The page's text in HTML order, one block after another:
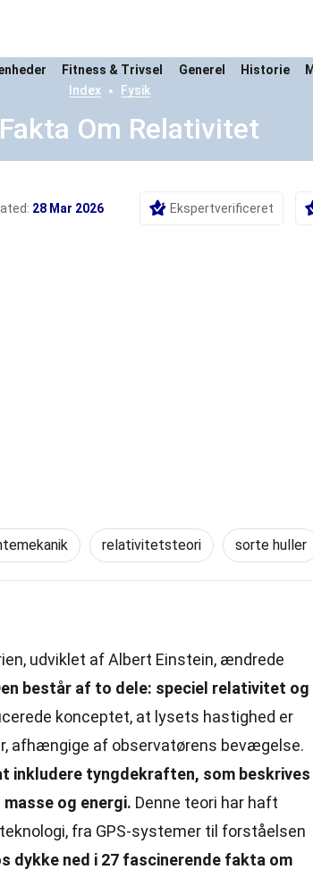
Fitness & Trivsel Generel Historie
Index
Fysik
Om Relativitet
28 Mar 2026 Ekspertverificeret
relativitetsteori sorte huller
udviklet af Albert Einstein, ændrede
består af to dele: speciel relativitet og
konceptet, at lysets hastighed er
afhængige af observatørens bevægelse.
inkludere tyngdekraften, som beskrives
og energi. Denne teori har haft
fra GPS-systemer til forståelsen
dykke ned i 27 fascinerende fakta om